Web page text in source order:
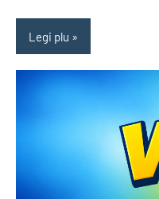
Legi plu